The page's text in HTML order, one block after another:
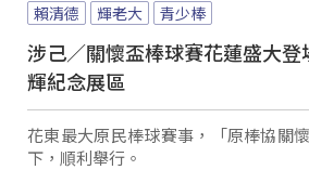
賴清德
輝老大 青少棒
涉己／關懷盃棒球賽花蓮盛大登
輝紀念展區
花東最大原民棒球賽事，「原棒協關
下，順利舉行。